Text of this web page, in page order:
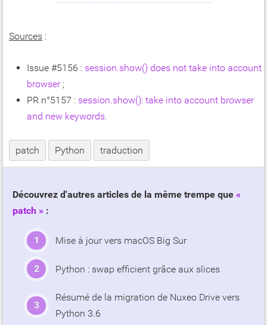
Sources :
Issue #5156 : session.show() does not take into account
browser;
PR n°5157 : session.show(): take into account browser
and new keywords.
patch Python traduction
Découvrez d'autres articles de la même trempe que
patch
:
Mise à jour vers macOS Big Sur
Python : swap efficient grâce aux slices
Résumé de la migration de Nuxeo Drive vers
Python 3.6